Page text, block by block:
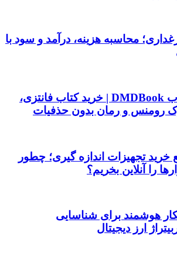
محاسبه هزینه، درآمد و سود با
فروشگاه کتاب DMDBook | خرید کتاب فانتزی،
رومنس و رمان بدون حذفیات
خرید تجهیزات اندازه گیری؛ چطور
را آنلاین بخریم؟
هوشمند برای شناسایی
ارز دیجیتال